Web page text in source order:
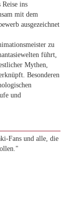
ins
mit dem
ausgezeichnet
zu
führt,
Mythen,
Besonderen
und
Fans und alle, die